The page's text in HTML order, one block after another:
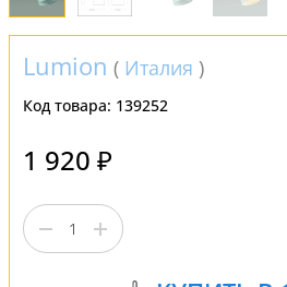
Lumion ( Италия )
Код товара: 139252
1 920 ₽